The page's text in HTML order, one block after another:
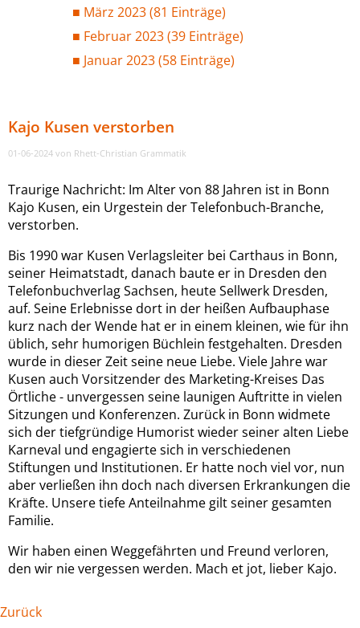
März 2023 (81 Einträge)
Februar 2023 (39 Einträge)
Januar 2023 (58 Einträge)
Kajo Kusen verstorben
01-06-2024 von Rhett-Christian Grammatik
Traurige Nachricht: Im Alter von 88 Jahren ist in Bonn
Kajo Kusen, ein Urgestein der Telefonbuch-Branche,
verstorben.
Bis 1990 war Kusen Verlagsleiter bei Carthaus in Bonn,
seiner Heimatstadt, danach baute er in Dresden den
Telefonbuchverlag Sachsen, heute Sellwerk Dresden,
auf. Seine Erlebnisse dort in der heißen Aufbauphase
kurz nach der Wende hat er in einem kleinen, wie für ihn
üblich, sehr humorigen Büchlein festgehalten. Dresden
wurde in dieser Zeit seine neue Liebe. Viele Jahre war
Kusen auch Vorsitzender des Marketing-Kreises Das
Örtliche - unvergessen seine launigen Auftritte in vielen
Sitzungen und Konferenzen. Zurück in Bonn widmete
sich der tiefgründige Humorist wieder seiner alten Liebe
Karneval und engagierte sich in verschiedenen
Stiftungen und Institutionen. Er hatte noch viel vor, nun
aber verließen ihn doch nach diversen Erkrankungen die
Kräfte. Unsere tiefe Anteilnahme gilt seiner gesamten
Familie.
Wir haben einen Weggefährten und Freund verloren,
den wir nie vergessen werden. Mach et jot, lieber Kajo.
Zurück